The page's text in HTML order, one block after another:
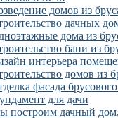
домов из
дачных
дома из
бани из
интерьера
домов из
фасада
для дачи
построим дачный дом,